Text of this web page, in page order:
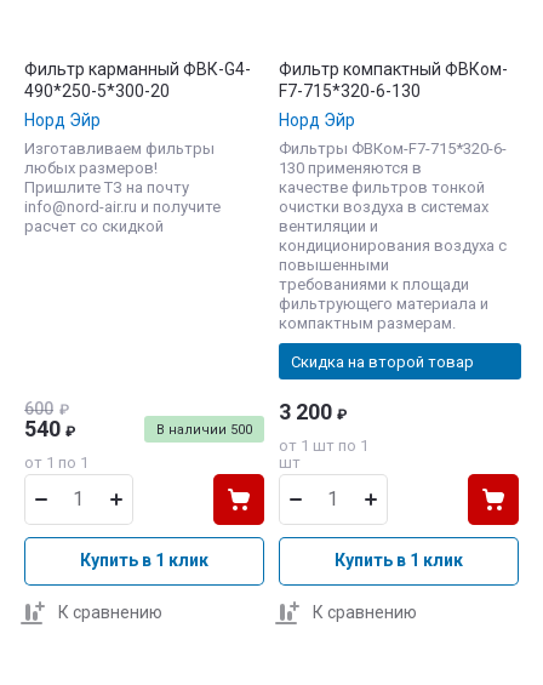
Фильтр карманный ФВК-G4-
490*250-5*300-20
Норд Эйр
Изготавливаем фильтры
любых размеров!
Пришлите ТЗ на почту
info@nord-air.ru и получите
расчет со скидкой
В наличии 500
600 ₽
540 ₽
от 1 по 1
Купить в 1 клик
К сравнению
Фильтр компактный ФВКом-
F7-715*320-6-130
Норд Эйр
Фильтры ФВКом-F7-715*320-6-
130 применяются в
качестве фильтров тонкой
очистки воздуха в системах
вентиляции и
кондиционирования воздуха с
повышенными
требованиями к площади
фильтрующего материала и
компактным размерам.
Скидка на второй товар
3 200 ₽
от 1 шт по 1
шт
Купить в 1 клик
К сравнению